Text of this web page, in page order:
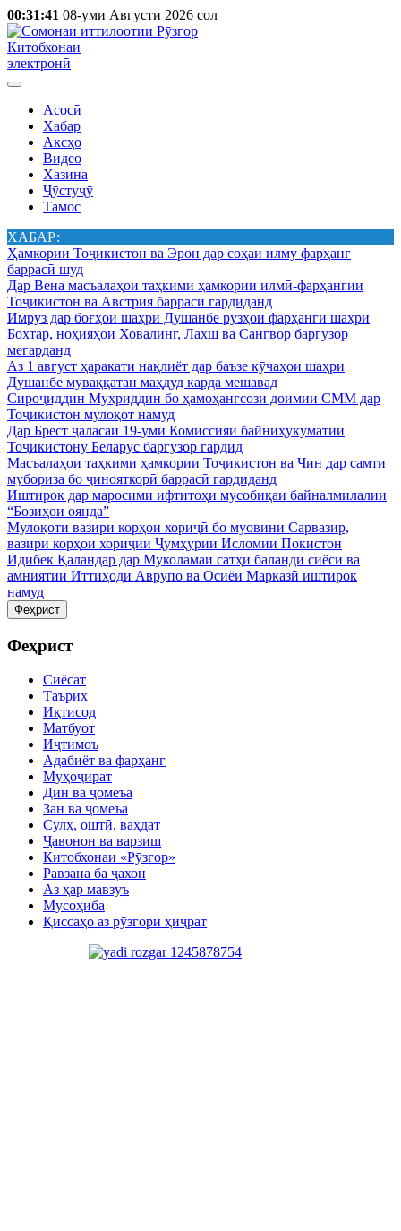
00:31:41 08-уми Августи 2026 сол
Китобхонаи
электронӣ
Асосӣ
Хабар
Аксҳо
Видео
Хазина
Ҷӯстуҷӯ
Тамос
ХАБАР:
Ҳамкории Тоҷикистон ва Эрон дар соҳаи илму фарҳанг
баррасӣ шуд
Дар Вена масъалаҳои таҳкими ҳамкории илмӣ-фарҳангии
Тоҷикистон ва Австрия баррасӣ гардиданд
Имрӯз дар боғҳои шаҳри Душанбе рӯзҳои фарҳанги шаҳри
Бохтар, ноҳияҳои Ховалинг, Лахш ва Сангвор баргузор
мегарданд
Аз 1 август ҳаракати нақлиёт дар баъзе кӯчаҳои шаҳри
Душанбе муваққатан маҳдуд карда мешавад
Сироҷиддин Муҳриддин бо ҳамоҳангсози доимии СММ дар
Тоҷикистон мулоқот намуд
Дар Брест ҷаласаи 19-уми Комиссияи байниҳукуматии
Тоҷикистону Беларус баргузор гардид
Масъалаҳои таҳкими ҳамкории Тоҷикистон ва Чин дар самти
мубориза бо ҷинояткорӣ баррасӣ гардиданд
Иштирок дар маросими ифтитоҳи мусобиқаи байналмилалии
“Бозиҳои оянда”
Мулоқоти вазири корҳои хориҷӣ бо муовини Сарвазир,
вазири корҳои хориҷии Ҷумҳурии Исломии Покистон
Идибек Қаландар дар Муколамаи сатҳи баланди сиёсӣ ва
амниятии Иттиҳоди Аврупо ва Осиёи Марказӣ иштирок
намуд
Феҳрист
Феҳрист
Сиёсат
Таърих
Иқтисод
Матбуот
Иҷтимоъ
Адабиёт ва фарҳанг
Муҳоҷират
Дин ва ҷомеъа
Зан ва ҷомеъа
Сулҳ, оштӣ, ваҳдат
Ҷавонон ва варзиш
Китобхонаи «Рӯзгор»
Равзана ба ҷахон
Аз ҳар мавзуъ
Мусоҳиба
Қиссаҳо аз рӯзгори ҳиҷрат